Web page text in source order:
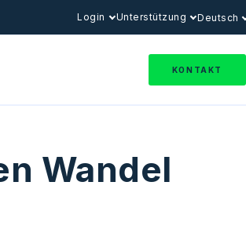
Login Unterstützung Deutsch
KONTAKT
Wandel